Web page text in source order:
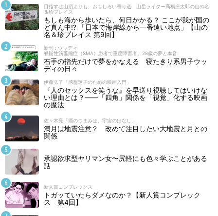
目指すは山頂よりも、おもしろい寄り道 山岳ライター高橋庄太郎の山の名
＆珍プレイス
もしも海から歩いたら、何日かかる？ ここが我が国の
ど真ん中!? 「日本で海岸線から一番遠い地点」【山の
名＆珍プレイス 第9回】
新刊 : ウッディ
脊髄性筋萎縮症（SMA）患者で重度障害者。28歳の夢と本音
右手の指先だけで夢をかなえる 寝たきり系男子ウッ
ディの日々
伊藤弘了「感想迷子のための映画入門」
『人のセックスを笑うな』を早送り視聴してはいけな
い理由とは？――「四角」関係を「視覚」化する映画
の魔法
佐々木亮「酒のつまみは、宇宙のはなし」
満月は地震注意？ 改めて注目したい大地震と月との
関係
承認欲求型ヤリマン女〜尻軽にも色々学ぶことがある
話
新人賞コンプレックス
トガッていたらダメなのか？【新人賞コンプレック
ス 第4回】